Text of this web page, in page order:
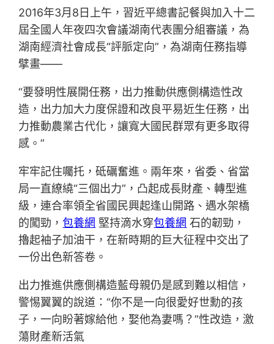
2016年3月8日上午，習近平總書記餐與加入十二
屆全國人年夜四次會議湖南代表團分組審議，為
湖南經濟社會成長“評脈定向”，為湖南任務指導
擘畫——
“要發明性展開任務，出力推動供應側構造性改
造，出力加大力度保證和改良平易近生任務，出
力推動農業古代化，讓寬大國民群眾有更多取得
感。”
牢牢記住囑托，砥礪奮進。兩年來，省委、省當
局一直繚繞“三個出力”，凸起成長財產、轉型進
級，連合率領全省國民興起逢山開路、遇水架橋
的闖勁，包養網 堅持滴水穿包養網 石的韌勁，
擼起袖子加油干，在新時期的巨大征程中交出了
一份出色新答卷。
出力推進供應側構造藍母親仍是感到難以相信，
警惕翼翼的說道：“你不是一向很愛好世勳的孩
子，一向盼著嫁給他，娶他為妻嗎？”性改造，激
蕩財產新活氣